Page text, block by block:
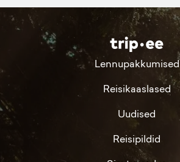
Lennupakkumised
Reisikaaslased
Uudised
Reisipildid